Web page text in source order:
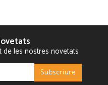
les nostres novetats